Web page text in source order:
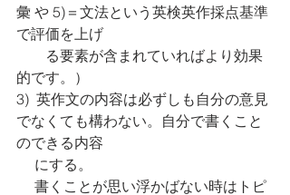
彙 や 5)＝文法という英検英作採点基準
で評価を上げ
る要素が含まれていればより効果
的です。）
3)  英作文の内容は必ずしも自分の意見
でなくても構わない。自分で書くこと
のできる内容
にする。